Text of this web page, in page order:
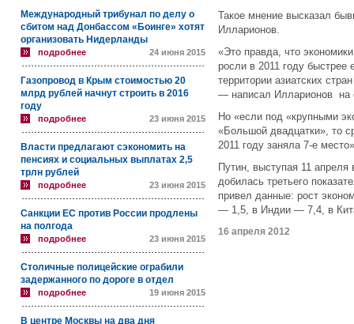
Международный трибунал по делу о
сбитом над Донбассом «Боинге» хотят
организовать Нидерланды
подробнее 24 июня 2015
Газопровод в Крым стоимостью 20
млрд рублей начнут строить в 2016
году
подробнее 23 июня 2015
Власти предлагают сэкономить на
пенсиях и социальных выплатах 2,5
трлн рублей
подробнее 23 июня 2015
Санкции ЕС против России продлены
на полгода
подробнее 23 июня 2015
Столичные полицейские ограбили
задержанного по дороге в отдел
подробнее 19 июня 2015
В центре Москвы на два дня
Такое мнение высказал
Илларионов.
«Это правда, что
росли в 2011 году быстрее
территории азиатских
— написал Илларионов на
Но «если под «крупными
«Большой двадцатки», то
2011 году заняла 7-е
Путин, выступая 11
добилась третьего
привел данные: рост
— 1,5, в Индии — 7,4, в
16 апреля 2012